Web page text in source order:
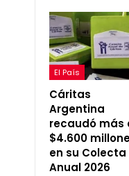
El País
Cáritas
Argentina
recaudó más
$4.600
en su Colecta
Anual 2026